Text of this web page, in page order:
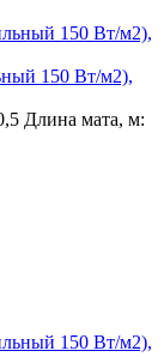
150 Вт/м2),
Длина мата, м: